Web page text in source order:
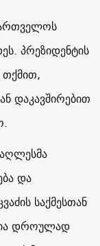
პრეზიდენტის
დაკავშირებით
და
საქმესთან
დროულად